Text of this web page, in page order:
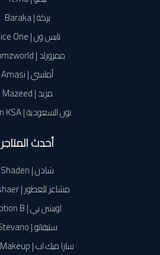
بركة | Baraka
نايس ون | Nice One
ممزورلد | Mumzworld
أماسي | Amasi
مزيد | Mazeed
نون السعودية | Noon KSA
أحدث المتاجر
شادن | Shaden
مشاعر للعطور | Mashaer
اوبشن بي | Option B
ستيفانو | Stevano
سارا ميك اب | Sara Makeup